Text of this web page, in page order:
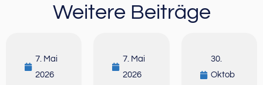
Weitere Beiträge
7. Mai
2026
7. Mai
2026
30.
Oktob